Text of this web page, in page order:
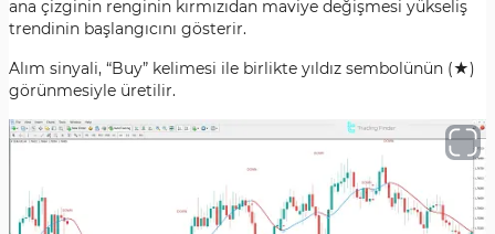
ana çizginin renginin kırmızıdan maviye değişmesi yükseliş
trendinin başlangıcını gösterir.
Alım sinyali, “Buy” kelimesi ile birlikte yıldız sembolünün (★)
görünmesiyle üretilir.